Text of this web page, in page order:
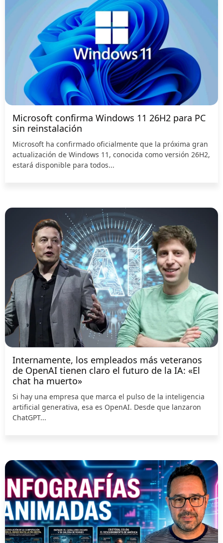
Microsoft confirma Windows 11 26H2 para PC
sin reinstalación
Microsoft ha confirmado oficialmente que la próxima gran
actualización de Windows 11, conocida como versión 26H2,
estará disponible para todos...
Internamente, los empleados más veteranos
de OpenAI tienen claro el futuro de la IA: «El
chat ha muerto»
Si hay una empresa que marca el pulso de la inteligencia
artificial generativa, esa es OpenAI. Desde que lanzaron
ChatGPT...